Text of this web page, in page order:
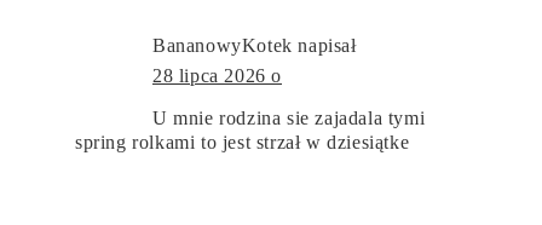
BananowyKotek napisał
28 lipca 2026 o
U mnie rodzina sie zajadala tymi
spring rolkami to jest strzał w dziesiątke